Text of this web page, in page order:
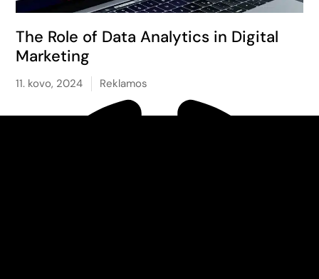
The Role of Data Analytics in Digital
Marketing
11. kovo, 2024 Reklamos